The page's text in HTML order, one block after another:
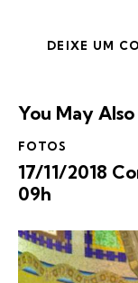
You May
FOTOS
17/11/2018
09h